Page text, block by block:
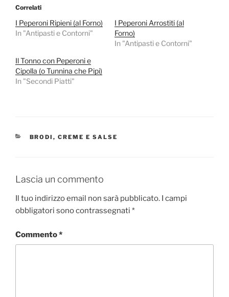
Correlati
I Peperoni Ripieni (al Forno)
In "Antipasti e Contorni"
I Peperoni Arrostiti (al
Forno)
In "Antipasti e Contorni"
Il Tonno con Peperoni e
Cipolla (o Tunnina che Pipi)
In "Secondi Piatti"
CATEGORIE
BRODI, CREME E SALSE
Lascia un commento
Il tuo indirizzo email non sarà pubblicato. I campi
obbligatori sono contrassegnati *
Commento*